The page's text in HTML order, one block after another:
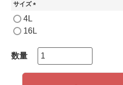
サイズ
須
4L
16L